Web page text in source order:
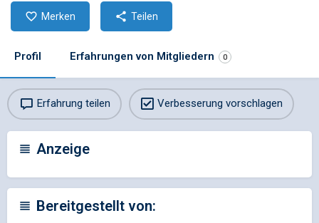
Merken Teilen
Profil Erfahrungen von Mitgliedern 0
Erfahrung teilen Verbesserung vorschlagen
Anzeige
Bereitgestellt von: